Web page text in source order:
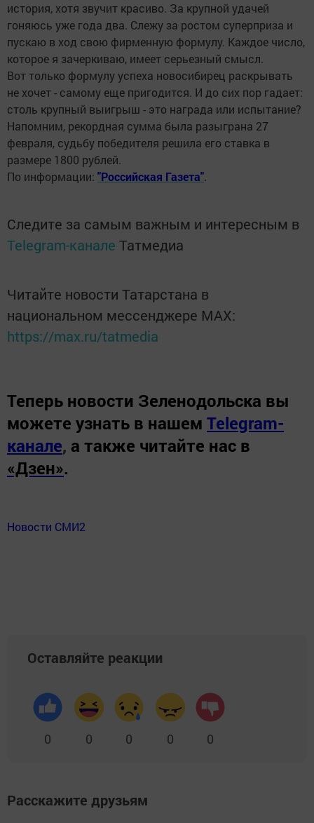
история, хотя звучит красиво. За крупной удачей
гоняюсь уже года два. Слежу за ростом суперприза и
пускаю в ход свою фирменную формулу. Каждое число,
которое я зачеркиваю, имеет серьезный смысл.
Вот только формулу успеха новосибирец раскрывать
не хочет - самому еще пригодится. И до сих пор гадает:
столь крупный выигрыш - это награда или испытание?
Напомним, рекордная сумма была разыграна 27
февраля, судьбу победителя решила его ставка в
размере 1800 рублей.
По информации: "Российская Газета".
Следите за самым важным и интересным в
Telegram-канале Татмедиа
Читайте новости Татарстана в
национальном мессенджере MАХ:
https://max.ru/tatmedia
Теперь новости Зеленодольска вы
можете узнать в нашем Telegram-
канале, а также читайте нас в
«Дзен».
Новости СМИ2
Оставляйте реакции
0 0 0 0 0
Расскажите друзьям